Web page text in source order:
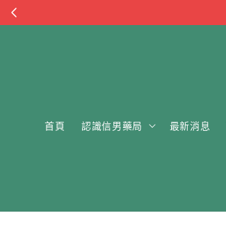
首頁 認識信男藥局 最新消息